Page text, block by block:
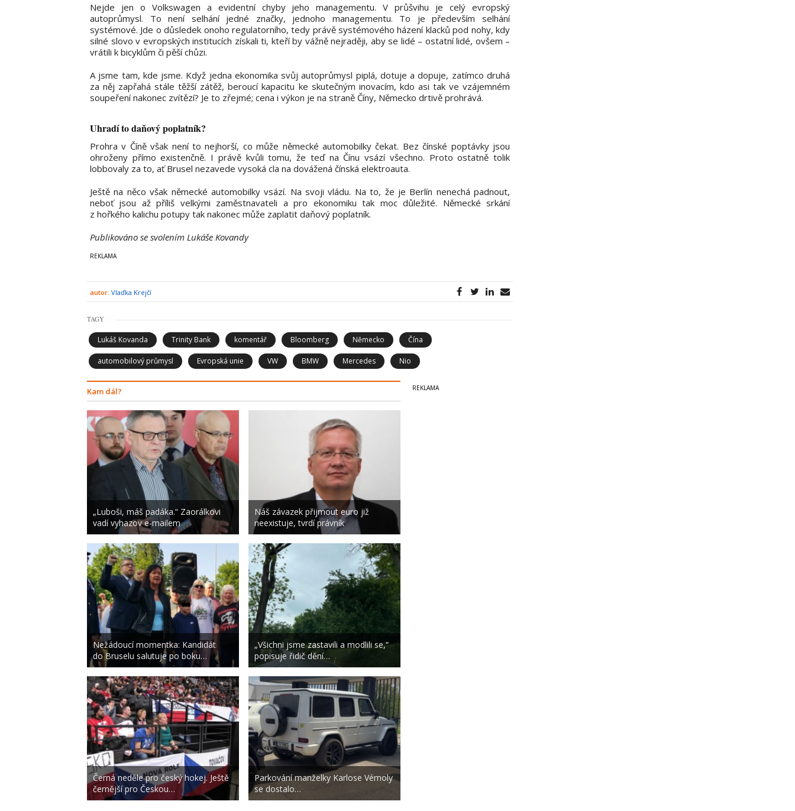
Nejde jen o Volkswagen a evidentní chyby jeho managementu. V průšvihu je celý evropský
autoprůmysl. To není selhání jedné značky, jednoho managementu. To je především selhání
systémové. Jde o důsledek onoho regulatorního, tedy právě systémového házení klacků pod nohy, kdy
silné slovo v evropských institucích získali ti, kteří by vážně nejraději, aby se lidé – ostatní lidé, ovšem –
vrátili k bicyklům či pěší chůzi.
A jsme tam, kde jsme. Když jedna ekonomika svůj autoprůmysl piplá, dotuje a dopuje, zatímco druhá
za něj zapřahá stále těžší zátěž, beroucí kapacitu ke skutečným inovacím, kdo asi tak ve vzájemném
soupeření nakonec zvítězí? Je to zřejmé; cena i výkon je na straně Číny, Německo drtivě prohrává.
Uhradí to daňový poplatník?
Prohra v Číně však není to nejhorší, co může německé automobilky čekat. Bez čínské poptávky jsou
ohroženy přímo existenčně. I právě kvůli tomu, že teď na Čínu vsází všechno. Proto ostatně tolik
lobbovaly za to, ať Brusel nezavede vysoká cla na dovážená čínská elektroauta.
Ještě na něco však německé automobilky vsází. Na svoji vládu. Na to, že je Berlín nenechá padnout,
neboť jsou až příliš velkými zaměstnavateli a pro ekonomiku tak moc důležité. Německé srkání
z hořkého kalichu potupy tak nakonec může zaplatit daňový poplatník.
Publikováno se svolením Lukáše Kovandy
autor: Vlaďka Krejčí
TAGY
Lukáš Kovanda Trinity Bank komentář Bloomberg Německo Čína
automobilový průmysl Evropská unie VW BMW Mercedes Nio
Kam dál?
„Luboši, máš padáka.“ Zaorálkovi
vadí vyhazov e-mailem
Nežádoucí momentka: Kandidát
do Bruselu salutuje po boku…
Černá neděle pro český hokej. Ještě
černější pro Českou…
Náš závazek přijmout euro již
neexistuje, tvrdí právník
„Všichni jsme zastavili a modlili se,“
popisuje řidič dění…
Parkování manželky Karlose Vémoly
se dostalo…